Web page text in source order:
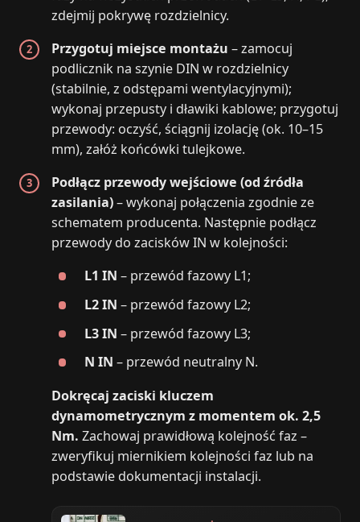
zdejmij pokrywę rozdzielnicy.
Przygotuj miejsce montażu – zamocuj
podlicznik na szynie DIN w rozdzielnicy
(stabilnie, z odstępami wentylacyjnymi);
wykonaj przepusty i dławiki kablowe; przygotuj
przewody: oczyść, ściągnij izolację (ok. 10–15
mm), załóż końcówki tulejkowe.
Podłącz przewody wejściowe (od źródła
zasilania)– wykonaj połączenia zgodnie ze
schematem producenta. Następnie podłącz
przewody do zacisków IN w kolejności:
L1 IN – przewód fazowy L1;
L2 IN – przewód fazowy L2;
L3 IN – przewód fazowy L3;
N IN – przewód neutralny N.
Dokręcaj zaciski kluczem
dynamometrycznym z momentem ok. 2,5
Nm. Zachowaj prawidłową kolejność faz –
zweryfikuj miernikiem kolejności faz lub na
podstawie dokumentacji instalacji.